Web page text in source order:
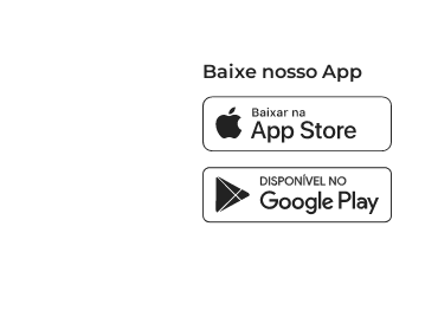
Baixe nosso App